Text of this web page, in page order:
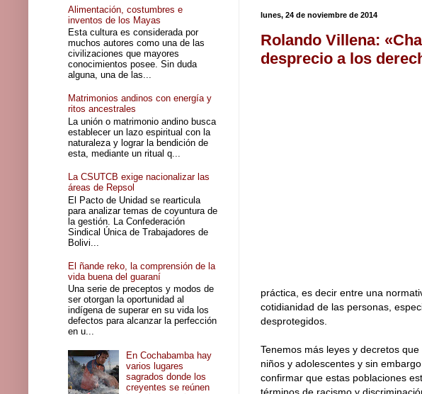
lunes, 24 de noviembre de 2014
Rolando Villena:
desprecio a los
práctica, es decir entre una
cotidianidad de las personas,
desprotegidos.
Tenemos más leyes y decretos
niños y adolescentes y sin
confirmar que estas poblaciones
Alimentación, costumbres e
inventos de los Mayas
Esta cultura es considerada por
muchos autores como una de las
civilizaciones que mayores
conocimientos posee. Sin duda
alguna, una de las...
Matrimonios andinos con energía y
ritos ancestrales
La unión o matrimonio andino busca
establecer un lazo espiritual con la
naturaleza y lograr la bendición de
esta, mediante un ritual q...
La CSUTCB exige nacionalizar las
áreas de Repsol
El Pacto de Unidad se rearticula
para analizar temas de coyuntura de
la gestión. La Confederación
Sindical Única de Trabajadores de
Bolivi...
El ñande reko, la comprensión de la
vida buena del guaraní
Una serie de preceptos y modos de
ser otorgan la oportunidad al
indígena de superar en su vida los
defectos para alcanzar la perfección
en u...
En Cochabamba hay
varios lugares
sagrados donde los
creyentes se reúnen